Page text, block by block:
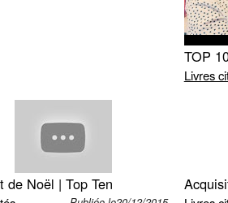
Livres
de Noël | Top Ten